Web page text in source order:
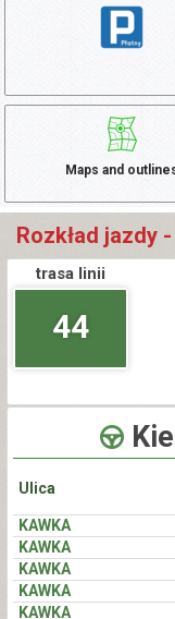
Maps and
Rozkład jazdy
trasa linii
44
Ulica
KAWKA
KAWKA
KAWKA
KAWKA
KAWKA